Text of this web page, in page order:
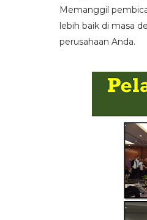
Memanggil
lebih baik di masa
perusahaan Anda.